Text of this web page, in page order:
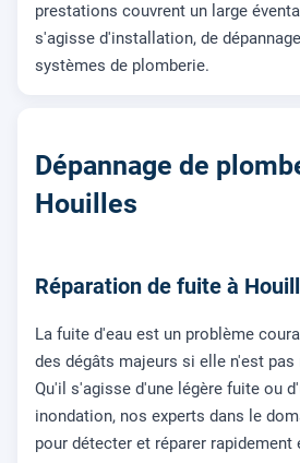
prestations couvrent un large
s'agisse d'installation, de
systèmes de plomberie.
Dépannage de
Houilles
Réparation de fuite à
La fuite d'eau est un problème
des dégâts majeurs si elle n'est pas
Qu'il s'agisse d'une légère fuite ou
inondation, nos experts dans le
pour détecter et réparer